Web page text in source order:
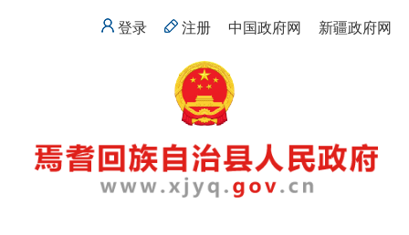
登录 注册 中国政府网 新疆政府网